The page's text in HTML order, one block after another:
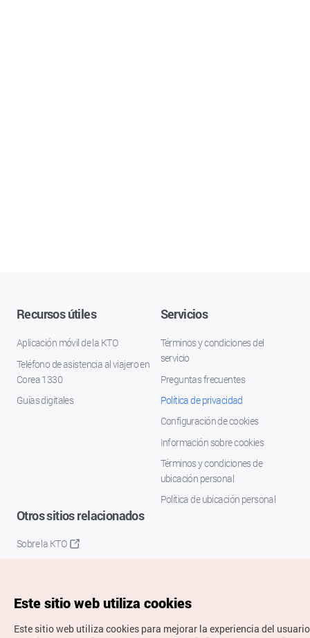
Recursos útiles
Aplicación móvil de la KTO
Teléfono de asistencia al viajero en
Corea 1330
Guías digitales
Servicios
Términos y condiciones del
servicio
Preguntas frecuentes
Política de privacidad
Configuración de cookies
Información sobre cookies
Términos y condiciones de
ubicación personal
Política de ubicación personal
Otros sitios relacionados
Sobre la KTO
Este sitio web utiliza cookies
Este sitio web utiliza cookies para mejorar la experiencia del